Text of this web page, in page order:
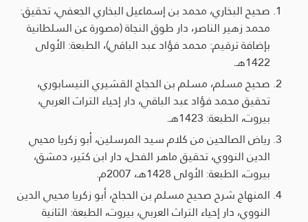
صحيح البخاري، محمد بن إسماعيل البخاري الجعفي، تحقيق:
محمد زهير الناصر، دار طوق النجاة (مصورة عن السلطانية
بإضافة ترقيم: محمد فؤاد عبد الباقي)، الطبعة: الأولى
1422هـ.
صحيح مسلم، مسلم بن الحجاج القشيري النيسابوري،
تحقيق محمد فؤاد عبد الباقي، دار إحياء التراث العربي،
بيروت، الطبعة: 1423هـ.
رياض الصالحين من كلام سيد المرسلين، أبو زكريا محيي
الدين النووي، تحقيق ماهر الفحل، دار ابن كثير، دمشق،
بيروت، الطبعة: الأولى 1428هـ، 2007م.
المنهاج شرح صحيح مسلم بن الحجاج، أبو زكريا محيي الدين
النووي، دار إحياء التراث العربي، بيروت، الطبعة: الثانية